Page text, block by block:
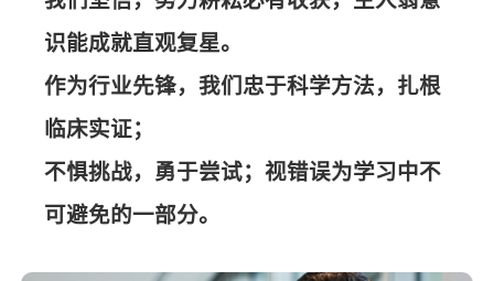
识能成就直观复星。
作为行业先锋，我们忠于科学方法，扎根
临床实证；
不惧挑战，勇于尝试；视错误为学习中不
可避免的一部分。